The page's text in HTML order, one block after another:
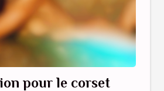
pour le corset